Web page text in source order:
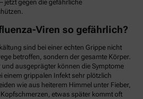
jetzt gegen die gefährliche
Viren so gefährlich?
sind bei einer echten Grippe nicht
betroffen, sondern der gesamte Körper.
ausgeprägter können die Symptome
einem grippalen Infekt sehr plötzlich
wie aus heiterem Himmel unter Fieber,
etwas später kommt oft